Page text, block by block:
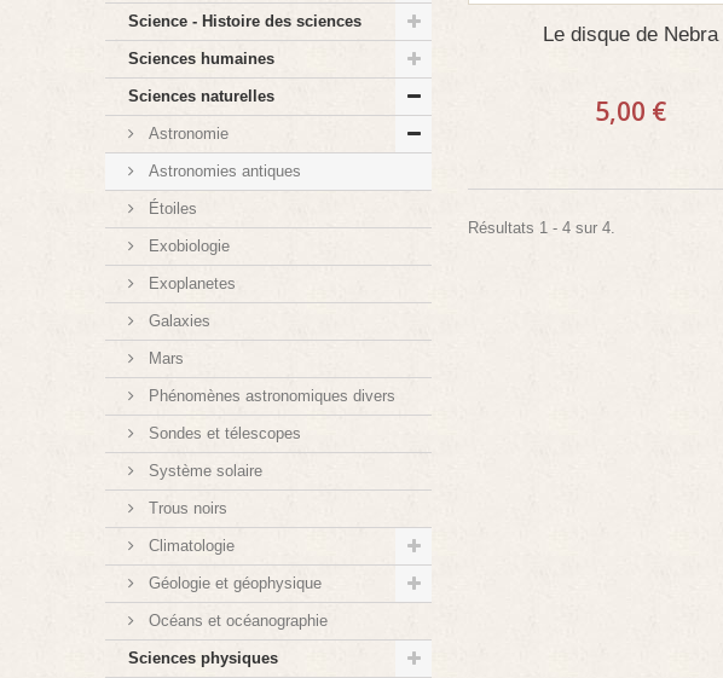
Science - Histoire des sciences
Sciences humaines
Sciences naturelles
Astronomie
Astronomies antiques
Étoiles
Exobiologie
Exoplanetes
Galaxies
Mars
Phénomènes astronomiques divers
Sondes et télescopes
Système solaire
Trous noirs
Climatologie
Géologie et géophysique
Océans et océanographie
Sciences physiques
Le disque de Nebra
5,00 €
Résultats 1 - 4 sur 4.